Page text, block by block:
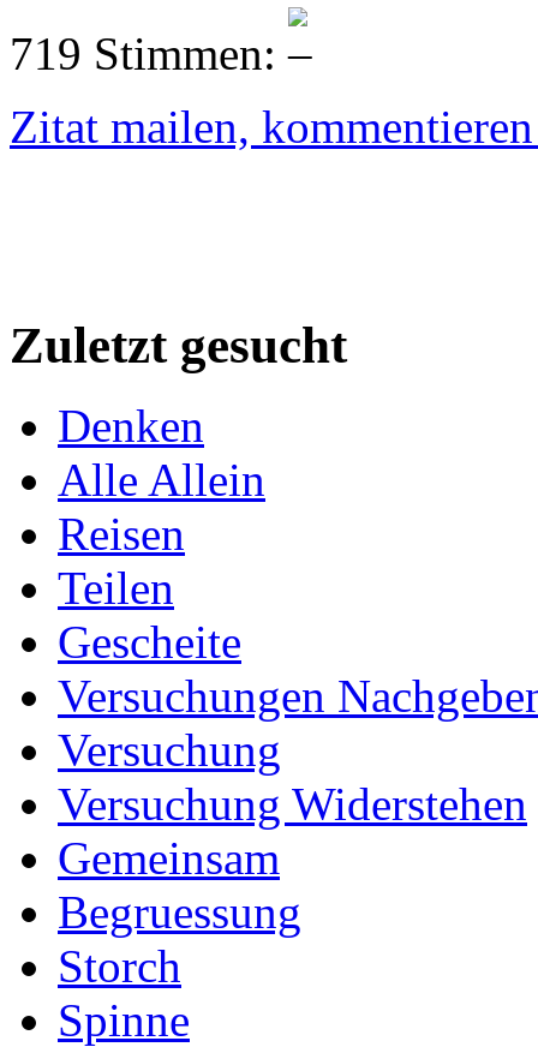
719 Stimmen:
Zitat mailen,
Zuletzt gesucht
Denken
Alle Allein
Reisen
Teilen
Gescheite
Versuchungen
Versuchung
Versuchung Widerstehen
Gemeinsam
Begruessung
Storch
Spinne